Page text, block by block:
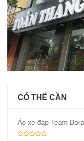
CÓ THỂ CẦN
Áo xe đạp Team